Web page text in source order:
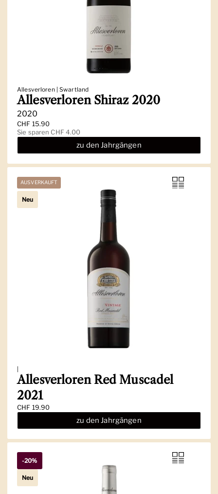
Allesverloren | Swartland
Allesverloren Shiraz 2020
2020
Regulärer Preis
CHF 15.90
Sale-Preis
Sie sparen CHF 4.00
zu den Jahrgängen
Allesverloren Red Muscadel
2021
Regulärer Preis
CHF 19.90
zu den Jahrgängen
AUSVERKAUFT
Neu
-20%
Neu